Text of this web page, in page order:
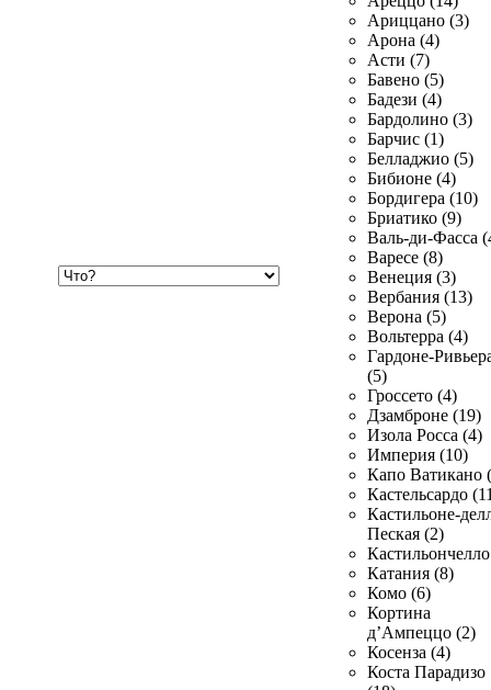
Ариццано (3)
Арона (4)
Асти (7)
Бавено (5)
Бадези (4)
Бардолино (3)
Барчис (1)
Белладжио (5)
Бибионе (4)
Бордигера (10)
Бриатико (9)
Валь-ди-Фасса
Варесе (8)
Венеция (3)
Вербания (13)
Верона (5)
Вольтерра (4)
Гардоне-
(5)
Гроссето (4)
Дзамброне (19)
Изола Росса (4)
Империя (10)
Капо Ватикано
Кастельсардо
Кастильоне-
Пеская (2)
Катания (8)
Комо (6)
Кортина
д’Ампеццо (2)
Косенза (4)
Коста Парадизо